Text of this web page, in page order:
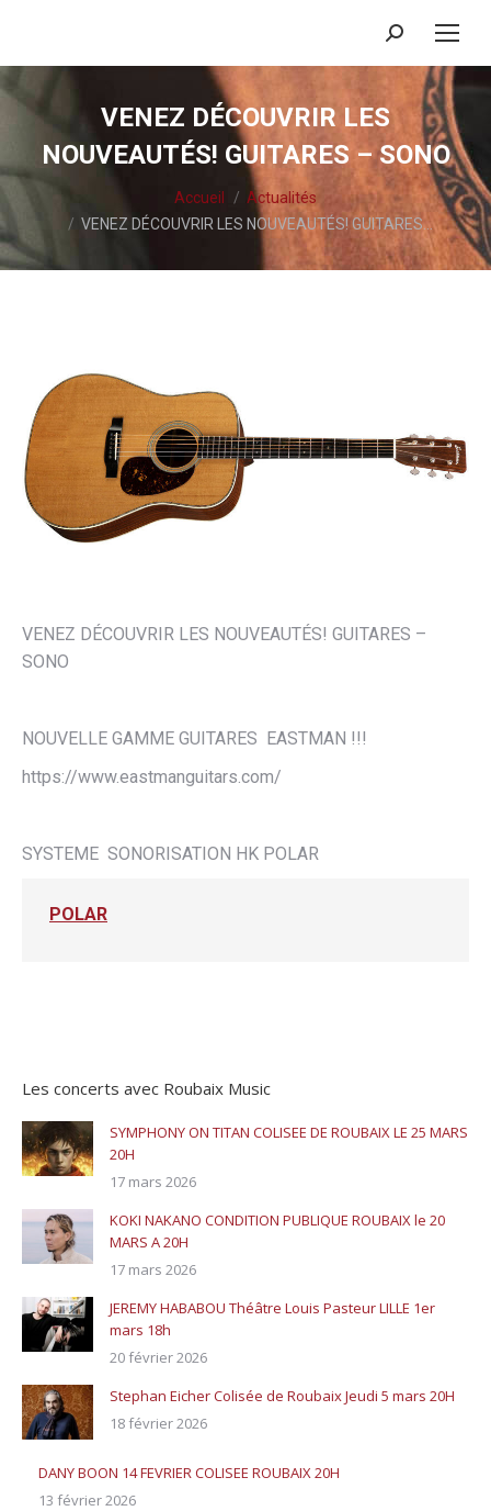
Recherche
:
VENEZ DÉCOUVRIR LES
NOUVEAUTÉS! GUITARES – SONO
Accueil
Actualités
VENEZ DÉCOUVRIR LES NOUVEAUTÉS! GUITARES…
VENEZ DÉCOUVRIR LES NOUVEAUTÉS! GUITARES –
SONO
NOUVELLE GAMME GUITARES EASTMAN !!!
https://www.eastmanguitars.com/
SYSTEME SONORISATION HK POLAR
POLAR
Les concerts avec Roubaix Music
SYMPHONY ON TITAN COLISEE DE ROUBAIX LE 25 MARS
20H
17 mars 2026
KOKI NAKANO CONDITION PUBLIQUE ROUBAIX le 20
MARS A 20H
17 mars 2026
JEREMY HABABOU Théâtre Louis Pasteur LILLE 1er
mars 18h
20 février 2026
Stephan Eicher Colisée de Roubaix Jeudi 5 mars 20H
18 février 2026
DANY BOON 14 FEVRIER COLISEE ROUBAIX 20H
13 février 2026